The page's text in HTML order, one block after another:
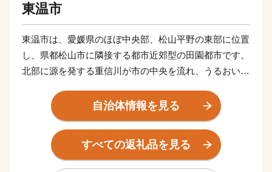
東温市
東温市は、愛媛県のほぼ中央部、松山平野の東部に位置
し、県都松山市に隣接する都市近郊型の田園都市です。
北部に源を発する重信川が市の中央を流れ、うるおいあ
県立自然公園は、東部の霊峰石鎚山系と連なり、棚田や
渓谷を有する里山が自然美を形成しています。また、常
設のミュージカル劇場ではプロのミュージカル俳優の演
劇が１年中行われていたり、地域では秋祭り行事などの
自治体情報を見る
すべての返礼品を見る